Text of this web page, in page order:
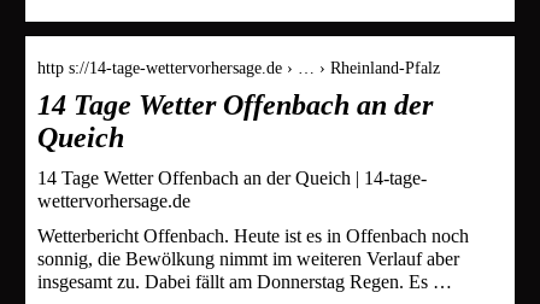
http s://14-tage-wettervorhersage.de › … › Rheinland-Pfalz
14 Tage Wetter Offenbach an der
Queich
14 Tage Wetter Offenbach an der Queich | 14-tage-
wettervorhersage.de
Wetterbericht Offenbach. Heute ist es in Offenbach noch
sonnig, die Bewölkung nimmt im weiteren Verlauf aber
insgesamt zu. Dabei fällt am Donnerstag Regen. Es …